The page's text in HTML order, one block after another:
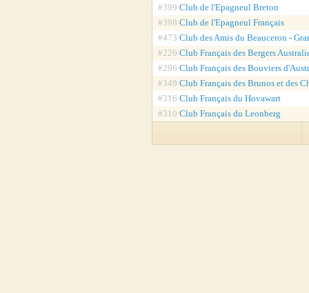
#399 Club de l'Epagneul Breton
#398 Club de l'Epagneul Français
#473 Club des Amis du Beauceron -
#226 Club Français des Bergers
#296 Club Français des Bouviers
#349 Club Français des Brunos et des
#316 Club Français du Hovawart
#310 Club Français du Leonberg